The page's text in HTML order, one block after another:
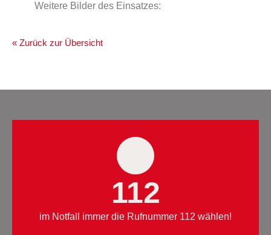
Weitere Bilder des Einsatzes:
« Zurück zur Übersicht
112
im Notfall immer die Rufnummer 112 wählen!